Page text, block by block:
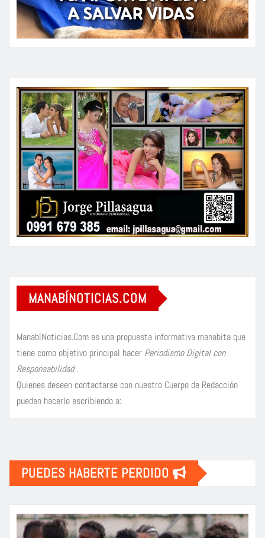
MANABÍNOTICIAS.COM
ManabíNoticias.Com es una propuesta informativa manabita que
tiene como objetivo principal hacer Periodismo Digital con
Responsabilidad.
Quienes deseen contactarse con nuestro Cuerpo de Redacción
pueden hacerlo escribiendo a:
PUEDES HABERTE PERDIDO